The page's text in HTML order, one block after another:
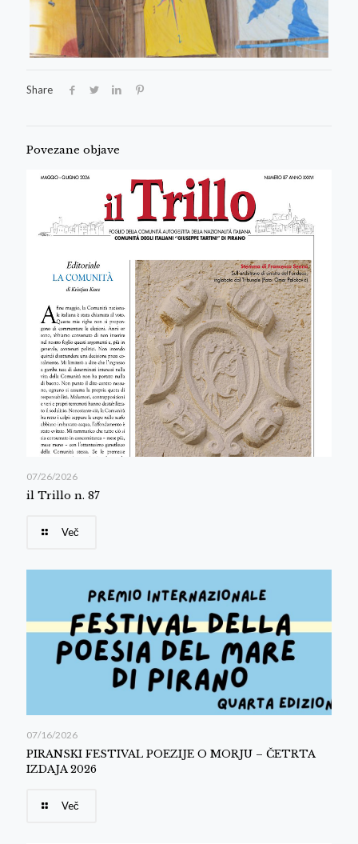
Share
Povezane objave
07/26/2026
il Trillo n. 87
Več
07/16/2026
PIRANSKI FESTIVAL POEZIJE O MORJU – ČETRTA
IZDAJA 2026
Več